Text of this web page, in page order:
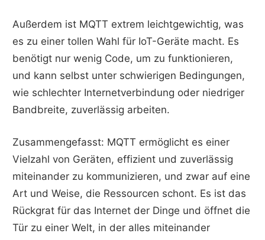
Außerdem ist MQTT extrem leichtgewichtig, was
es zu einer tollen Wahl für IoT-Geräte macht. Es
benötigt nur wenig Code, um zu funktionieren,
und kann selbst unter schwierigen Bedingungen,
wie schlechter Internetverbindung oder niedriger
Bandbreite, zuverlässig arbeiten.
Zusammengefasst: MQTT ermöglicht es einer
Vielzahl von Geräten, effizient und zuverlässig
miteinander zu kommunizieren, und zwar auf eine
Art und Weise, die Ressourcen schont. Es ist das
Rückgrat für das Internet der Dinge und öffnet die
Tür zu einer Welt, in der alles miteinander